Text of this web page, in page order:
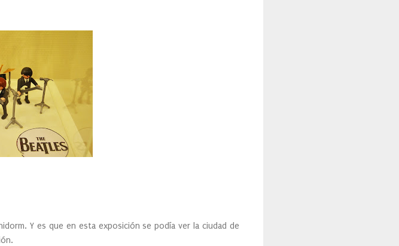
Y es que en esta exposición se podía ver la ciudad de